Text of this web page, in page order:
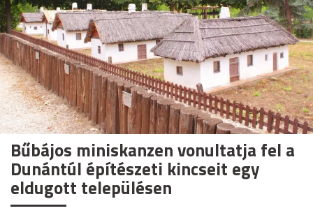
Bűbájos miniskanzen vonultatja fel a
Dunántúl építészeti kincseit egy
eldugott településen